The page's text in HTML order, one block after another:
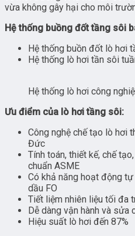
vừa không gây hại cho môi
Hệ thống buồng đốt tầng sôi
Hệ thống buồn đốt lò hơi
Hệ thống lò hơi tần sôi
Hệ thống lò hơi công
Ưu điểm của lò hơi tầng sôi:
Công nghệ chế tạo lò hơi
Đức
Tính toán, thiết kế, chế
chuẩn ASME
Có khả năng hoạt động
dầu FO
Tiết liệm nhiên liệu tối đa
Dễ dàng vận hành và sửa
Hiệu suất lò hơi đến 87%